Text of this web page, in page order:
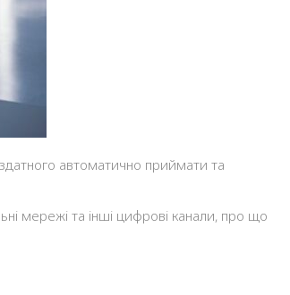
мережі та інші цифрові канали, про що